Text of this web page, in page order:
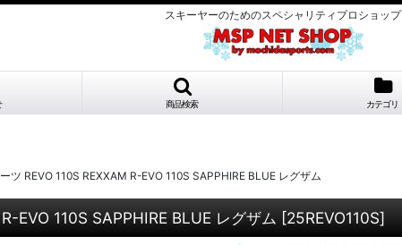
スキーヤーのためのスペシャリティプロショップ
商品検索 カテゴリ
ツ REVO 110S REXXAM R-EVO 110S SAPPHIRE BLUE レグザム
EVO 110S SAPPHIRE BLUE レグザム [25REVO110S]